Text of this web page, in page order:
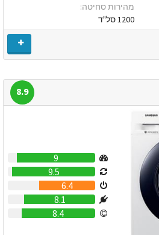
מהירות סחיטה:
1200 סל"ד
8.9
9
9.5
6.4
8.1
8.4